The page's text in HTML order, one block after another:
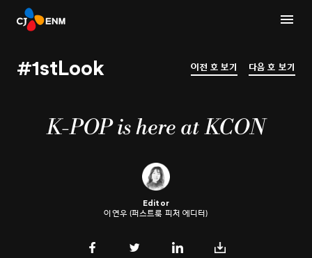
#1stLook 이전 호 보기 다음 호 보기
K-POP is here at KCON
Editor
이연우 (퍼스트룩 피처 에디터)